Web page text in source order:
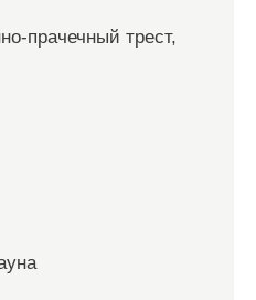
прачечный трест,